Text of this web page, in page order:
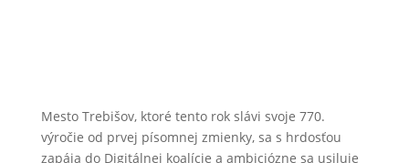
Mesto Trebišov, ktoré tento rok slávi svoje 770.
výročie od prvej písomnej zmienky, sa s hrdosťou
zapája do Digitálnej koalície a ambiciózne sa usiluje